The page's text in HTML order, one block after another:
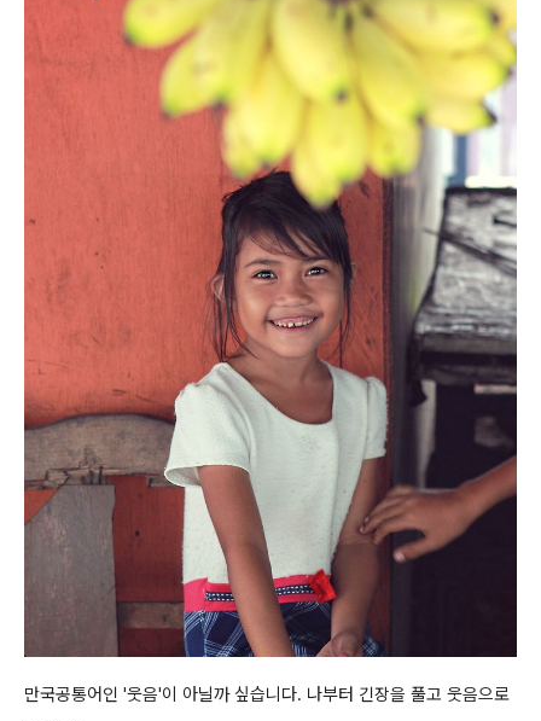
만국공통어인 '웃음'이 아닐까 싶습니다. 나부터 긴장을 풀고 웃음으로